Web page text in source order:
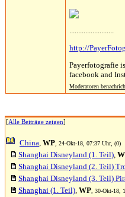
.........................
http://
Payerfotografie
facebook and
Moderatoren
[Alle Beiträge zeigen]
China, WP , 24-Okt-18, 07:37 Uhr, (0)
Shanghai Disneyland (1. Teil),
Shanghai Disneyland (2. Teil)
Shanghai Disneyland (3. Teil)
Shanghai (1. Teil), WP , 30-Okt-18,